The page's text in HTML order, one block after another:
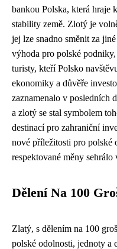
bankou Polska, která
stability země. Zlotý je
jej lze snadno směnit za
výhoda pro polské
turisty, kteří Polsko
ekonomiky a důvěře
zaznamenalo v posledních
a zlotý se stal symbolem
destinací pro zahraniční
nové příležitosti pro polské
respektované měny
Dělení Na 100
Zlatý, s dělením na 100
polské odolnosti, jednoty a